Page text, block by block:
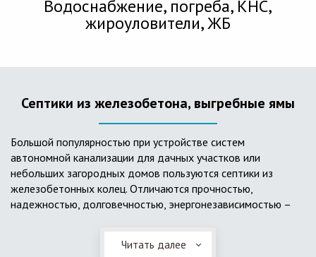
Водоснабжение, погреба, КНС,
жироуловители, ЖБ
Септики из железобетона, выгребные ямы
Большой популярностью при устройстве систем
автономной канализации для дачных участков или
небольших загородных домов пользуются септики из
железобетонных колец. Отличаются прочностью,
надежностью, долговечностью, энергонезависимостью –
ж/б колец состоят из нескольких камер, соединенных
Читать далее